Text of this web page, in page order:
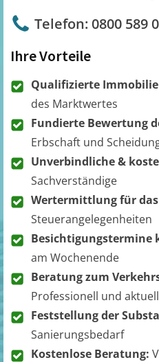
Telefon: 0800 589
Ihre Vorteile
Qualifizierte
des Marktwertes
Fundierte Bewertung
Erbschaft und
Unverbindliche &
Sachverständige
Wertermittlung für
Steuerangelegenheiten
Besichtigungstermine
am Wochenende
Beratung zum
Professionell und aktuell
Feststellung der
Sanierungsbedarf
Kostenlose Beratung: